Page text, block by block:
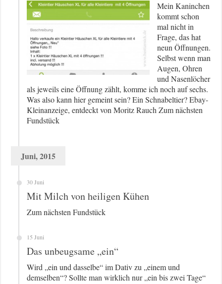
Mein Kaninchen
kommt schon
mal nicht in
Frage, das hat
neun Öffnungen.
Selbst wenn man
Augen, Ohren
und Nasenlöcher
als jeweils eine Öffnung zählt, komme ich noch auf sechs.
Was also kann hier gemeint sein? Ein Schnabeltier? Ebay-
Kleinanzeige, entdeckt von Moritz Rauch Zum nächsten
Fundstück
Juni, 2015
30 Juni
Mit Milch von heiligen Kühen
Zum nächsten Fundstück
15 Juni
Das unbeugsame „ein“
Wird „ein und dasselbe“ im Dativ zu „einem und
demselben“? Sollte man wirklich nur „ein bis zwei Tage“